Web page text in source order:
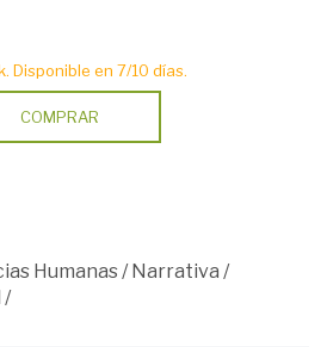
Disponible en 7/10 días.
COMPRAR
Humanas /Narrativa /
/